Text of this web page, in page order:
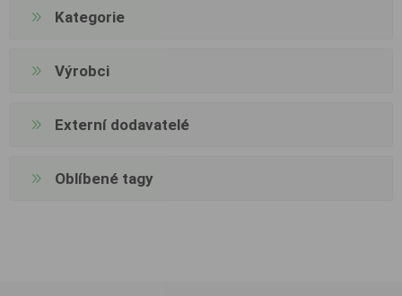
Kategorie
Výrobci
Externí dodavatelé
Oblíbené tagy